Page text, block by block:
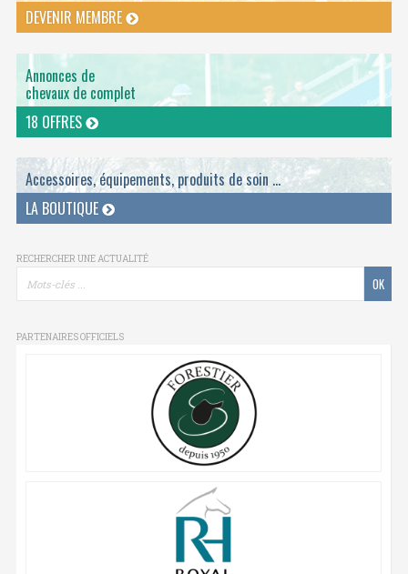
DEVENIR MEMBRE
Annonces de
chevaux de complet
18 OFFRES
Accessoires, équipements, produits de soin ...
LA BOUTIQUE
RECHERCHER UNE ACTUALITÉ
PARTENAIRES OFFICIELS